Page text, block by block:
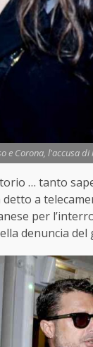
e Corona, l'accusa
… tanto
detto a
per
denuncia